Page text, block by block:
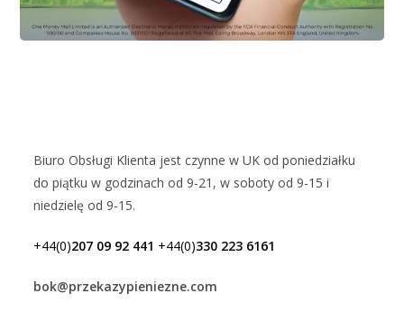
Biuro Obsługi Klienta jest czynne w UK od poniedziałku
do piątku w godzinach od 9-21, w soboty od 9-15 i
niedzielę od 9-15.
+44(0)207 09 92 441 +44(0)330 223 6161
bok@przekazypieniezne.com